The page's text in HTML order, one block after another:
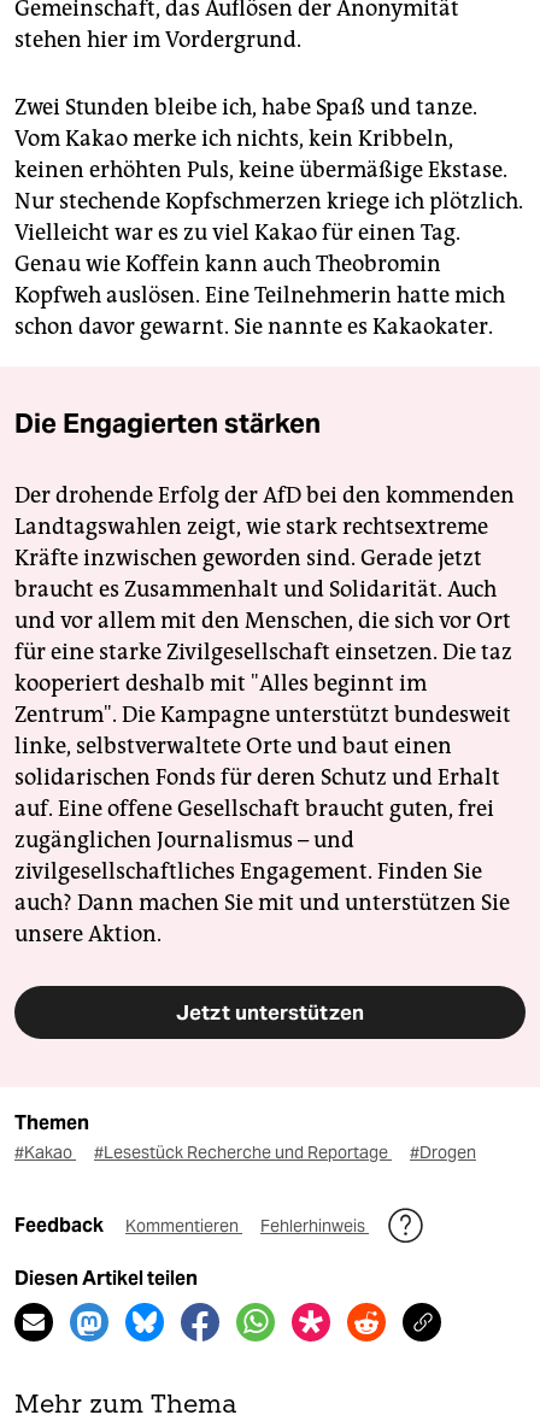
Gemeinschaft, das Auflösen der Anonymität
stehen hier im Vordergrund.
Zwei Stunden bleibe ich, habe Spaß und tanze.
Vom Kakao merke ich nichts, kein Kribbeln,
keinen erhöhten Puls, keine übermäßige Ekstase.
Nur stechende Kopfschmerzen kriege ich plötzlich.
Vielleicht war es zu viel Kakao für einen Tag.
Genau wie Koffein kann auch Theobromin
Kopfweh auslösen. Eine Teilnehmerin hatte mich
schon davor gewarnt. Sie nannte es Kakaokater.
Die Engagierten stärken
Der drohende Erfolg der AfD bei den kommenden
Landtagswahlen zeigt, wie stark rechtsextreme
Kräfte inzwischen geworden sind. Gerade jetzt
braucht es Zusammenhalt und Solidarität. Auch
und vor allem mit den Menschen, die sich vor Ort
für eine starke Zivilgesellschaft einsetzen. Die taz
kooperiert deshalb mit "Alles beginnt im
Zentrum". Die Kampagne unterstützt bundesweit
linke, selbstverwaltete Orte und baut einen
solidarischen Fonds für deren Schutz und Erhalt
auf. Eine offene Gesellschaft braucht guten, frei
zugänglichen Journalismus – und
zivilgesellschaftliches Engagement. Finden Sie
auch? Dann machen Sie mit und unterstützen Sie
unsere Aktion.
Jetzt unterstützen
Themen
#Kakao #Lesestück Recherche und Reportage #Drogen
Feedback Kommentieren Fehlerhinweis
Diesen Artikel teilen
Mehr zum Thema